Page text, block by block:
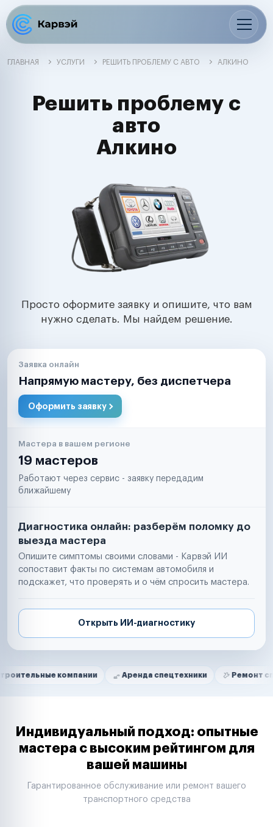
ГЛАВНАЯ УСЛУГИ РЕШИТЬ ПРОБЛЕМУ С АВТО АЛКИНО
Решить проблему с
авто
Алкино
Просто оформите заявку и опишите, что вам
нужно сделать. Мы найдем решение.
Заявка онлайн
Напрямую мастеру, без диспетчера
Оформить заявку
Мастера в вашем регионе
19 мастеров
Работают через сервис - заявку передадим
ближайшему
Диагностика онлайн: разберём поломку до
выезда мастера
Опишите симптомы своими словами - Карвэй ИИ
сопоставит факты по системам автомобиля и
подскажет, что проверять и о чём спросить мастера.
Открыть ИИ-диагностику
Нам доверяют
компании Аренда спецтехники Ремонт спецтехники
Маркетплейсы
Таксопарки
Автодилеры
Строительные компании
Аренда спецтехники
Индивидуальный подход: опытные
мастера с высоким рейтингом для
вашей машины
Гарантированное обслуживание или ремонт вашего
транспортного средства